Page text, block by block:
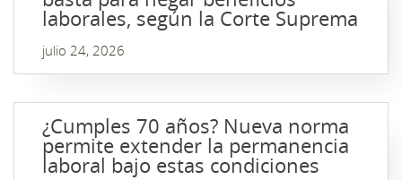
laborales, según la Corte Suprema
julio 24, 2026
¿Cumples 70 años? Nueva norma
permite extender la permanencia
laboral bajo estas condiciones